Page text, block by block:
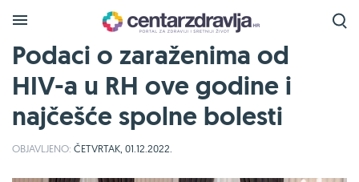
Podaci o zaraženima od
HIV-a u RH ove godine i
najčešće spolne bolesti
OBJAVLJENO: ČETVRTAK, 01.12.2022.